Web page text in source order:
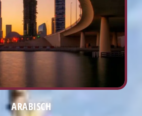
ARABISCH